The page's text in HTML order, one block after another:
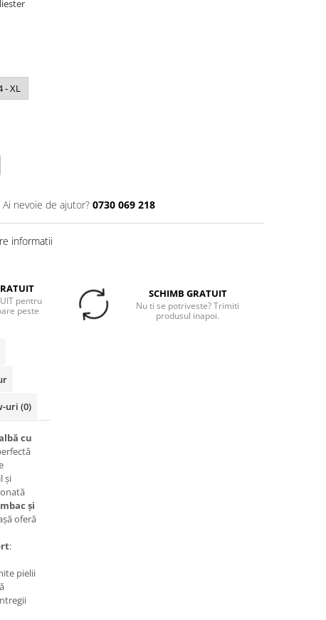
- XL
Ai nevoie de ajutor? 0730 069 218
informatii
pentru
peste
SCHIMB GRATUIT
Nu ti se potriveste? Trimiti
produsul inapoi.
uri (0)
cu
și
și
oferă
:
pielii